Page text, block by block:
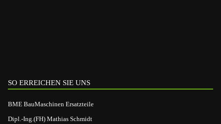
SO ERREICHEN SIE UNS
BME BauMaschinen Ersatzteile
Dipl.-Ing.(FH) Mathias Schmidt